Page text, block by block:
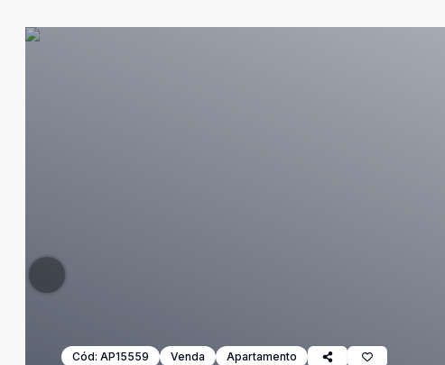
Cód: AP15559 Venda Apartamento